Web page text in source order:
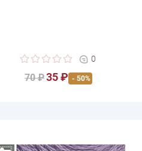
70 ₽35 ₽ - 50%
0